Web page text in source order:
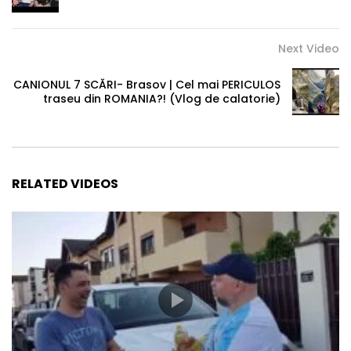
Next Video
CANIONUL 7 SCĂRI- Brasov | Cel mai PERICULOS
traseu din ROMANIA?! (Vlog de calatorie)
RELATED VIDEOS